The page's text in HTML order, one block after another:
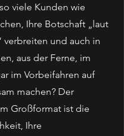
viele Kunden wie
Ihre Botschaft „laut
verbreiten und auch in
aus der Ferne, im
im Vorbeifahren auf
machen? Der
Großformat ist die
Ihre